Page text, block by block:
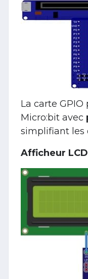
La carte
Micro:bit avec
simplifiant les
Afficheur LCD